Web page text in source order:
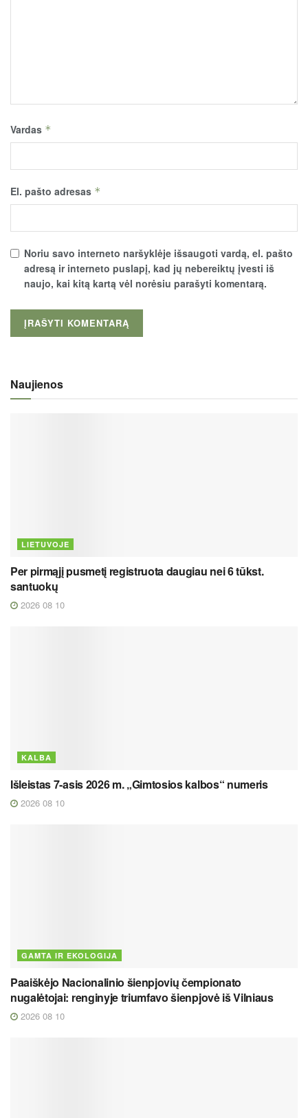
Vardas *
El. pašto adresas *
Noriu savo interneto naršyklėje išsaugoti vardą, el. pašto
adresą ir interneto puslapį, kad jų nebereiktų įvesti iš
naujo, kai kitą kartą vėl norėsiu parašyti komentarą.
Naujienos
LIETUVOJE
Per pirmąjį pusmetį registruota daugiau nei 6 tūkst.
santuokų
2026 08 10
KALBA
Išleistas 7-asis 2026 m. „Gimtosios kalbos“ numeris
2026 08 10
GAMTA IR EKOLOGIJA
Paaiškėjo Nacionalinio šienpjovių čempionato
nugalėtojai: renginyje triumfavo šienpjovė iš Vilniaus
2026 08 10